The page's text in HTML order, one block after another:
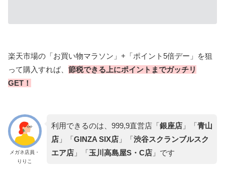
楽天市場の「お買い物マラソン」+「ポイント5倍デー」を狙
って購入すれば、 節税できる上にポイントまでガッチリ
GET ！
メガネ店員・
りりこ
利用できるのは、999,9直営店「銀座店」「青山
店」「GINZA SIX店」「渋谷スクランブルスク
エア店」「玉川高島屋S・C店」です